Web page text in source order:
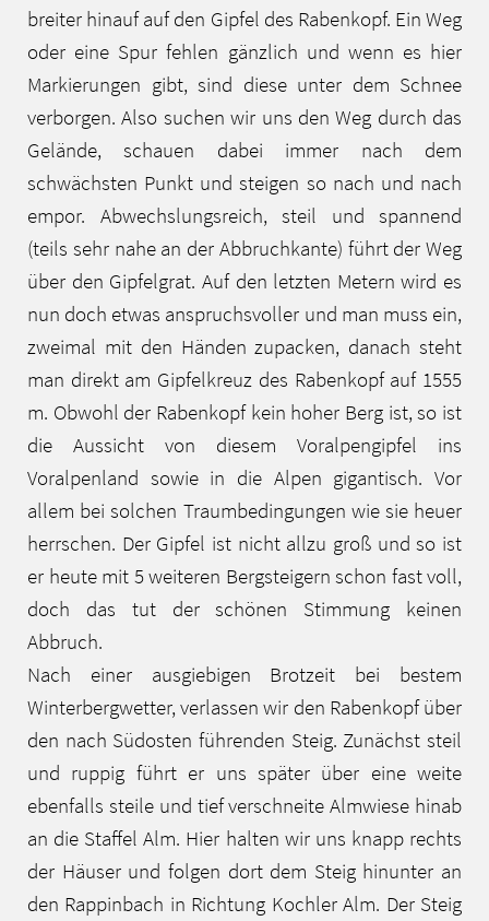
breiter hinauf auf den Gipfel des Rabenkopf. Ein Weg
oder eine Spur fehlen gänzlich und wenn es hier
Markierungen gibt, sind diese unter dem Schnee
verborgen. Also suchen wir uns den Weg durch das
Gelände, schauen dabei immer nach dem
schwächsten Punkt und steigen so nach und nach
empor. Abwechslungsreich, steil und spannend
(teils sehr nahe an der Abbruchkante) führt der Weg
über den Gipfelgrat. Auf den letzten Metern wird es
nun doch etwas anspruchsvoller und man muss ein,
zweimal mit den Händen zupacken, danach steht
man direkt am Gipfelkreuz des Rabenkopf auf 1555
m. Obwohl der Rabenkopf kein hoher Berg ist, so ist
die Aussicht von diesem Voralpengipfel ins
Voralpenland sowie in die Alpen gigantisch. Vor
allem bei solchen Traumbedingungen wie sie heuer
herrschen. Der Gipfel ist nicht allzu groß und so ist
er heute mit 5 weiteren Bergsteigern schon fast voll,
doch das tut der schönen Stimmung keinen
Abbruch.
Nach einer ausgiebigen Brotzeit bei bestem
Winterbergwetter, verlassen wir den Rabenkopf über
den nach Südosten führenden Steig. Zunächst steil
und ruppig führt er uns später über eine weite
ebenfalls steile und tief verschneite Almwiese hinab
an die Staffel Alm. Hier halten wir uns knapp rechts
der Häuser und folgen dort dem Steig hinunter an
den Rappinbach in Richtung Kochler Alm. Der Steig